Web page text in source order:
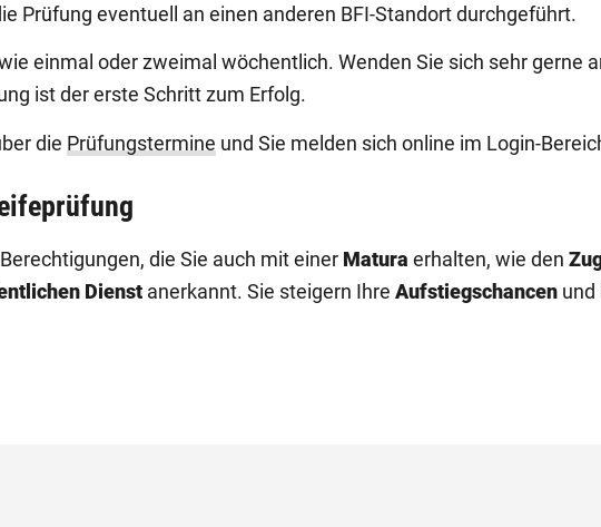
Prüfung eventuell an einen anderen BFI-Standort durchgeführt.
einmal oder zweimal wöchentlich. Wenden Sie sich sehr gerne
ist der erste Schritt zum Erfolg.
die Prüfungstermine und Sie melden sich online im Login-
die Sie auch mit einer Matura erhalten, wie den
Dienst anerkannt. Sie steigern Ihre Aufstiegschancen und